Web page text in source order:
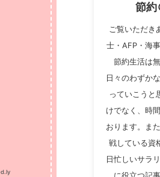
節約
ご覧いただき
士・AFP・海
節約生活は
日々のわずか
っていこうと
けでなく、時
おります。ま
戦している資
日忙しいサラ